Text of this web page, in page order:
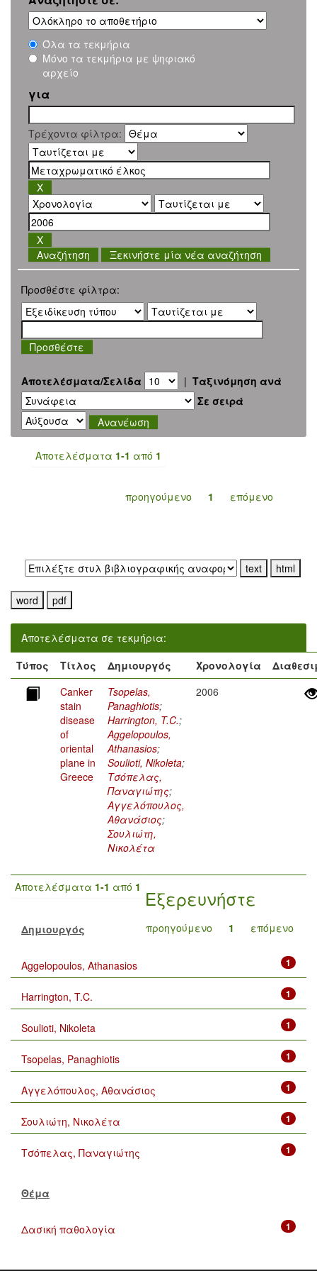
Όλα τα τεκμήρια
Μόνο τα τεκμήρια με ψηφιακό
αρχείο
για
Τρέχοντα φίλτρα:
Ξεκινήστε μία νέα αναζήτηση
Προσθέστε φίλτρα:
Αποτελέσματα/Σελίδα | Ταξινόμηση ανά
Σε σειρά
Αποτελέσματα 1-1 από 1
προηγούμενο 1 επόμενο
Αποτελέσματα σε τεκμήρια:
Τύπος
Τίτλος Δημιουργός Χρονολογία
Canker
stain
disease
of
oriental
plane in
Greece
Tsopelas,
Panaghiotis;
Harrington, T.C.;
Aggelopoulos,
Athanasios;
Soulioti, Nikoleta;
Τσόπελας,
Παναγιώτης;
Αγγελόπουλος,
Αθανάσιος;
Σουλιώτη,
Νικολέτα
2006
Αποτελέσματα 1-1 από 1
προηγούμενο 1 επόμενο
Εξερευνήστε
Δημιουργός
1
Aggelopoulos, Athanasios
1
Harrington, T.C.
1
Soulioti, Nikoleta
1
Tsopelas, Panaghiotis
1
Αγγελόπουλος, Αθανάσιος
1
Σουλιώτη, Νικολέτα
1
Τσόπελας, Παναγιώτης
Θέμα
1
Δασική παθολογία